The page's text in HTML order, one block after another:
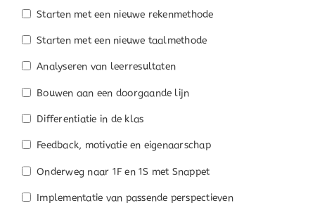
Starten met een nieuwe rekenmethode
Starten met een nieuwe taalmethode
Analyseren van leerresultaten
Bouwen aan een doorgaande lijn
Differentiatie in de klas
Feedback, motivatie en eigenaarschap
Onderweg naar 1F en 1S met Snappet
Implementatie van passende perspectieven